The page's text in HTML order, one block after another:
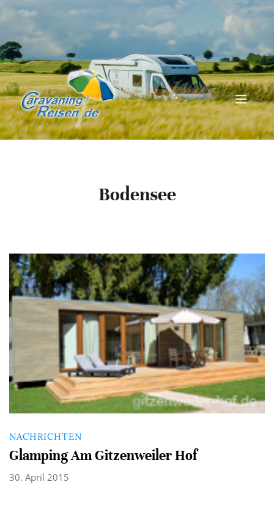
Bodensee
NACHRICHTEN
Glamping Am Gitzenweiler Hof
30. April 2015